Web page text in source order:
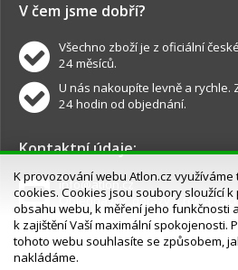
V čem jsme dobří?
Všechno zboží je z oficiální
24 měsíců.
U nás nakoupíte levně a rychle.
24 hodin od objednání.
Kontaktní údaje:
info@atlon.cz
Objednávky, dotazy a
K provozování webu Atlon.cz využíváme
cookies. Cookies jsou soubory sloužící
obsahu webu, k měření jeho funkčnosti
k zajištění Vaší maximální spokojenosti.
tohoto webu souhlasíte se způsobem,
nakládáme.